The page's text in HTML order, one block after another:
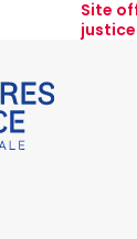
Site
justice